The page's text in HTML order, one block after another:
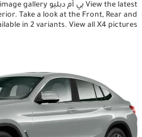
Take a look at the Front, Rear and
in 2 variants. View all X4 pictures.